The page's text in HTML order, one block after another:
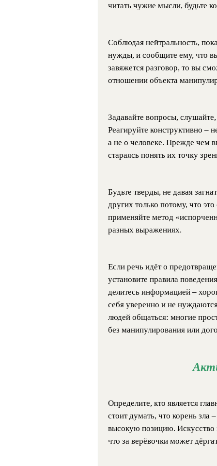
читать чужие мысли, будьте
Соблюдая нейтральность,
нужды, и сообщите ему, что
завяжется разговор, то вы
отношении объекта
Задавайте вопросы,
Реагируйте конструктивно –
а не о человеке. Прежде чем
стараясь понять их точку
Будьте тверды, не давая
других только потому, что
применяйте метод
разных выражениях.
Если речь идёт о
установите правила
делитесь информацией –
себя уверенно и не
людей общаться: многие
без манипулирования или
Определите, кто является
стоит думать, что корень зла
высокую позицию. Искусство
что за верёвочки может